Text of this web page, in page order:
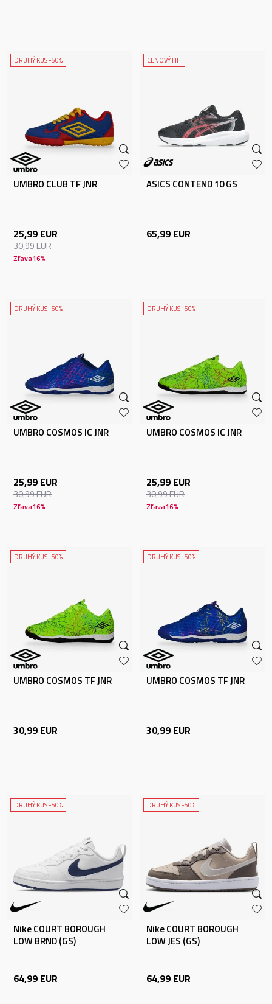
DRUHÝ KUS -50%
UMBRO CLUB TF JNR
25,99 EUR
30,99EUR
Zľava16%
CENOVÝ HIT
ASICS CONTEND 10 GS
65,99 EUR
DRUHÝ KUS -50%
UMBRO COSMOS IC JNR
25,99 EUR
30,99EUR
Zľava16%
DRUHÝ KUS -50%
UMBRO COSMOS IC JNR
25,99 EUR
30,99EUR
Zľava16%
DRUHÝ KUS -50%
UMBRO COSMOS TF JNR
30,99 EUR
DRUHÝ KUS -50%
UMBRO COSMOS TF JNR
30,99 EUR
DRUHÝ KUS -50%
Nike COURT BOROUGH
LOW BRND (GS)
64,99 EUR
DRUHÝ KUS -50%
Nike COURT BOROUGH
LOW JES (GS)
64,99 EUR